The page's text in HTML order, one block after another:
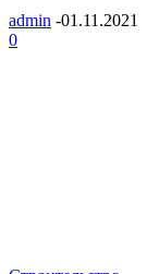
admin -01.11.2021
0